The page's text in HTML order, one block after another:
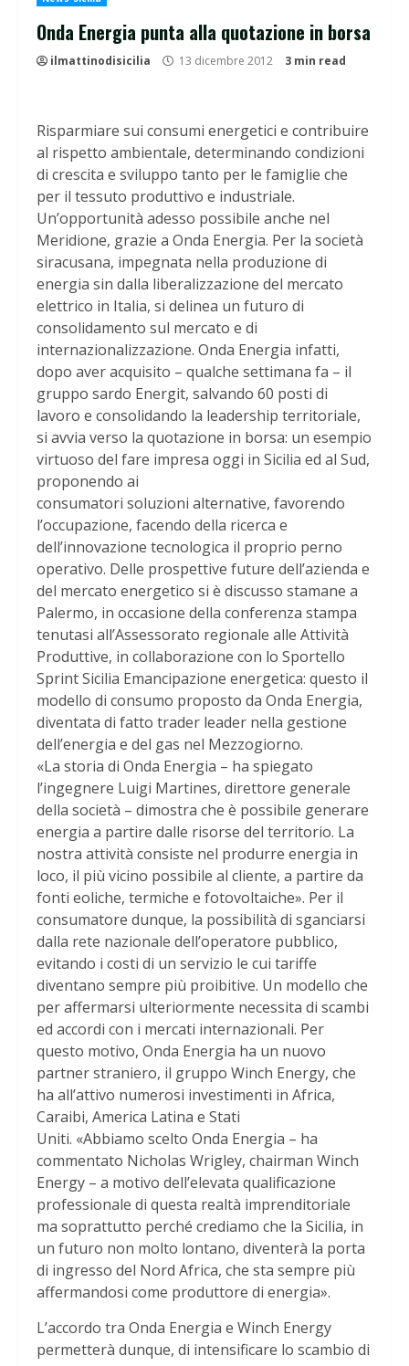
Onda Energia punta alla quotazione in borsa
ilmattinodisicilia 13 dicembre 2012 3 min read
Risparmiare sui consumi energetici e contribuire
al rispetto ambientale, determinando condizioni
di crescita e sviluppo tanto per le famiglie che
per il tessuto produttivo e industriale.
Un’opportunità adesso possibile anche nel
Meridione, grazie a Onda Energia. Per la società
siracusana, impegnata nella produzione di
energia sin dalla liberalizzazione del mercato
elettrico in Italia, si delinea un futuro di
consolidamento sul mercato e di
internazionalizzazione. Onda Energia infatti,
dopo aver acquisito – qualche settimana fa – il
gruppo sardo Energit, salvando 60 posti di
lavoro e consolidando la leadership territoriale,
si avvia verso la quotazione in borsa: un esempio
virtuoso del fare impresa oggi in Sicilia ed al Sud,
proponendo ai
consumatori soluzioni alternative, favorendo
l’occupazione, facendo della ricerca e
dell’innovazione tecnologica il proprio perno
operativo. Delle prospettive future dell’azienda e
del mercato energetico si è discusso stamane a
Palermo, in occasione della conferenza stampa
tenutasi all’Assessorato regionale alle Attività
Produttive, in collaborazione con lo Sportello
Sprint Sicilia Emancipazione energetica: questo il
modello di consumo proposto da Onda Energia,
diventata di fatto trader leader nella gestione
dell’energia e del gas nel Mezzogiorno.
«La storia di Onda Energia – ha spiegato
l’ingegnere Luigi Martines, direttore generale
della società – dimostra che è possibile generare
energia a partire dalle risorse del territorio. La
nostra attività consiste nel produrre energia in
loco, il più vicino possibile al cliente, a partire da
fonti eoliche, termiche e fotovoltaiche». Per il
consumatore dunque, la possibilità di sganciarsi
dalla rete nazionale dell’operatore pubblico,
evitando i costi di un servizio le cui tariffe
diventano sempre più proibitive. Un modello che
per affermarsi ulteriormente necessita di scambi
ed accordi con i mercati internazionali. Per
questo motivo, Onda Energia ha un nuovo
partner straniero, il gruppo Winch Energy, che
ha all’attivo numerosi investimenti in Africa,
Caraibi, America Latina e Stati
Uniti. «Abbiamo scelto Onda Energia – ha
commentato Nicholas Wrigley, chairman Winch
Energy – a motivo dell’elevata qualificazione
professionale di questa realtà imprenditoriale
ma soprattutto perché crediamo che la Sicilia, in
un futuro non molto lontano, diventerà la porta
di ingresso del Nord Africa, che sta sempre più
affermandosi come produttore di energia».
L’accordo tra Onda Energia e Winch Energy
permetterà dunque, di intensificare lo scambio di